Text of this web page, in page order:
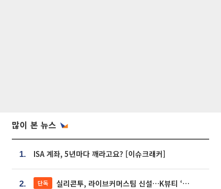
많이 본 뉴스
1. ISA 계좌, 5년마다 깨라고요? [이슈크래커]
2. 단독 실리콘투, 라이브커머스팀 신설…K뷰티 ‘글로벌 판매망’ 확대[K뷰티 라방戰]